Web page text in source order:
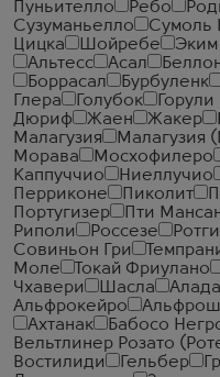
Пуньителло
Ребо
Сузуманьелло
Сумоль
Цицка
Шойребе Эким
Альтесс
Асал
Боррасал
Бурбуленк
Глера
Голубок
Дюриф
Жаен Жакер
Малагузия
Малагузия
Морава
Мосхофилеро
Каппуччио
Ниеллучио
Перриконе
Пиколит
Португизер
Пти
Риполи
Россезе
Совиньон Гри
Моле
Токай Фриулано
Чхавери
Шасла
Альфрокейро
Ахтанак
Бабосо
Вельтлинер Розато
Востилиди
Гельбер